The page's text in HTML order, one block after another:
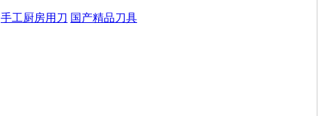
手工厨房用刀 国产精品刀具